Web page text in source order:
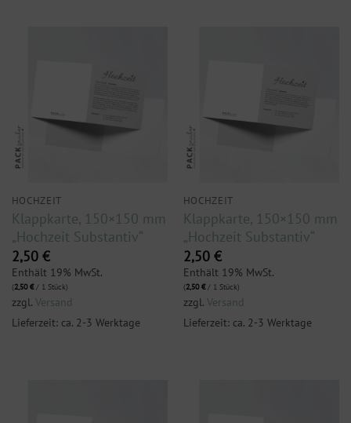
HOCHZEIT
Klappkarte, 150×150 mm
„Hochzeit Substantiv“
2,50 €
Enthält 19% MwSt.
(2,50€/ 1 Stück)
zzgl. Versand
Lieferzeit: ca. 2-3 Werktage
HOCHZEIT
Klappkarte, 150×150 mm
„Hochzeit Substantiv“
2,50 €
Enthält 19% MwSt.
(2,50€/ 1 Stück)
zzgl. Versand
Lieferzeit: ca. 2-3 Werktage